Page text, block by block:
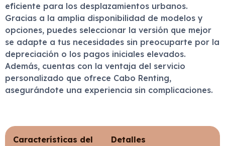
eficiente para los desplazamientos urbanos.
Gracias a la amplia disponibilidad de modelos y
opciones, puedes seleccionar la versión que mejor
se adapte a tus necesidades sin preocuparte por la
depreciación o los pagos iniciales elevados.
Además, cuentas con la ventaja del servicio
personalizado que ofrece Cabo Renting,
asegurándote una experiencia sin complicaciones.
Características del
Detalles